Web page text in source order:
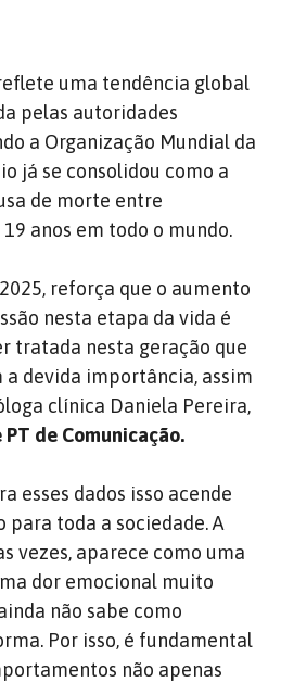
uma tendência global
pelas autoridades
a Organização Mundial da
já se consolidou como a
de morte entre
anos em todo o mundo.
reforça que o aumento
nesta etapa da vida é
tratada nesta geração que
devida importância, assim
clínica Daniela Pereira,
de Comunicação.
esses dados isso acende
toda a sociedade.A
vezes, aparece como uma
dor emocional muito
não sabe como
Por isso, é fundamental
não apenas